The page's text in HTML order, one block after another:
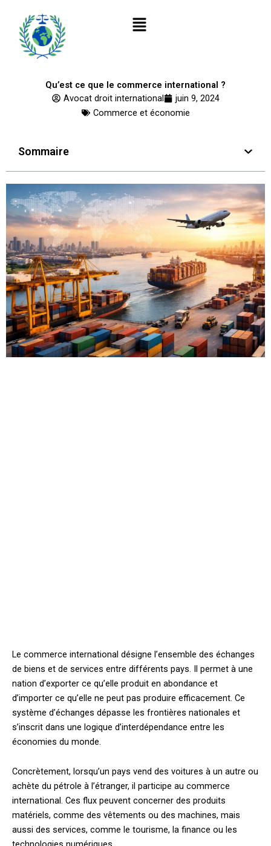
contenu
Menu
Qu’est ce que le commerce international ?
Avocat droit international
juin 9, 2024
Commerce et économie
Sommaire
Le commerce international désigne l’ensemble des échanges
de biens et de services entre différents pays. Il permet à une
nation d’exporter ce qu’elle produit en abondance et
d’importer ce qu’elle ne peut pas produire efficacement. Ce
système d’échanges dépasse les frontières nationales et
s’inscrit dans une logique d’interdépendance entre les
économies du monde.
Concrètement, lorsqu’un pays vend des voitures à un autre ou
achète du pétrole à l’étranger, il participe au commerce
international. Ces flux peuvent concerner des produits
matériels, comme des vêtements ou des machines, mais
aussi des services, comme le tourisme, la finance ou les